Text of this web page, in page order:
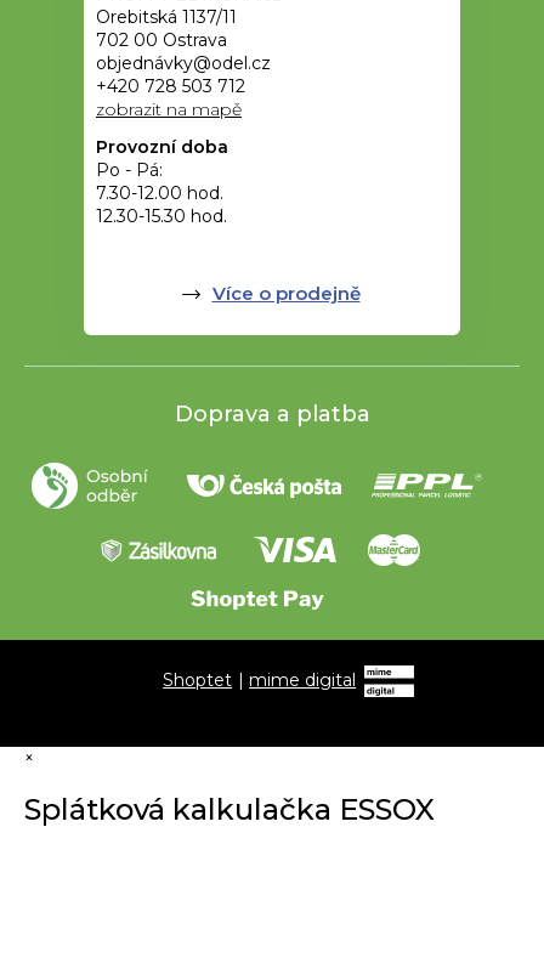
Orebitská 1137/11
702 00 Ostrava
objednávky@odel.cz
+420 728 503 712
zobrazit na mapě
Provozní doba
Po - Pá:
7.30-12.00 hod.
12.30-15.30 hod.
Více o prodejně
Doprava a platba
Shoptet |mime digital
×
Splátková kalkulačka ESSOX